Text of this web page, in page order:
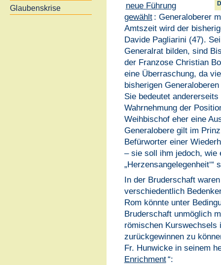
Glaubenskrise
neue Führung
gewählt : Generaloberer
Amtszeit wird der
Davide Pagliarini (47).
Generalrat bilden, sind
der Franzose Christian
eine Überraschung, da
bisherigen
Sie bedeutet
Wahrnehmung der
Weihbischof eher eine
Generalobere gilt im
Befürworter einer
– sie soll ihm jedoch, wie
„Herzensangelegenheit‘“
In der Bruderschaft
verschiedentlich
Rom könnte unter
Bruderschaft unmöglich
römischen Kurswechsels
zurückgewinnen zu
Fr. Hunwicke in seinem
Enrichment“: